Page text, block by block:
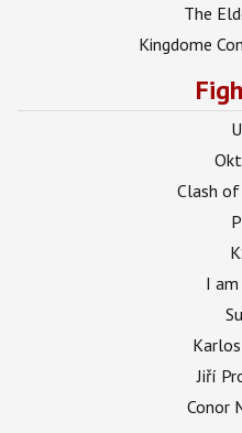
The
Kingdome
Clash
I
Jiří
Conor